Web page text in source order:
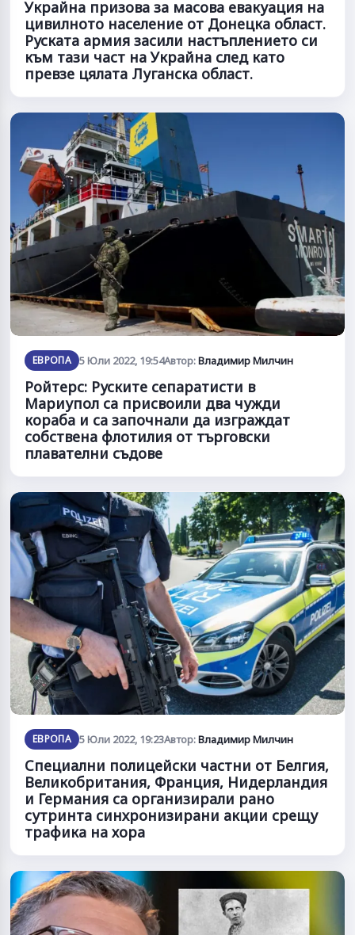
Украйна призова за масова евакуация на
цивилното население от Донецка област.
Руската армия засили настъплението си
към тази част на Украйна след като
превзе цялата Луганска област.
ЕВРОПА 5 Юли 2022, 19:54Автор:Владимир Милчин
Ройтерс: Руските сепаратисти в
Мариупол са присвоили два чужди
кораба и са започнали да изграждат
собствена флотилия от търговски
плавателни съдове
ЕВРОПА 5 Юли 2022, 19:23Автор:Владимир Милчин
Специални полицейски частни от Белгия,
Великобритания, Франция, Нидерландия
и Германия са организирали рано
сутринта синхронизирани акции срещу
трафика на хора